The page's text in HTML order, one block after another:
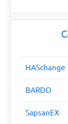
HASchange
BARDO
SapsanEX